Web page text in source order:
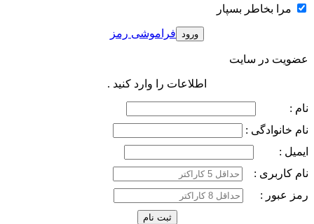
مرا بخاطر بسپار
فراموشی رمز
عضویت در سایت
اطلاعات را وارد کنید .
نام :
نام خانوادگی :
ایمیل :
نام کاربری :
رمز عبور :